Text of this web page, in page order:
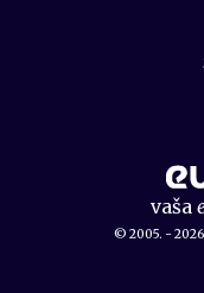
vaša
© 2005. -